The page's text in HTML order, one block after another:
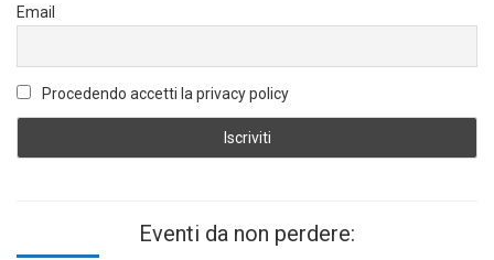
Email
Procedendo accetti la privacy policy
Eventi da non perdere: